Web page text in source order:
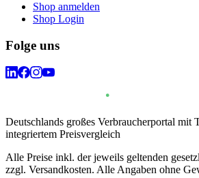
Shop anmelden
Shop Login
Folge uns
Deutschlands großes Verbraucherportal mit
integriertem Preisvergleich
Alle Preise inkl. der jeweils geltenden
zzgl. Versandkosten. Alle Angaben ohne